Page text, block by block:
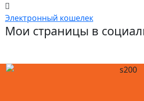
Электронный кошелек
Мои страницы в